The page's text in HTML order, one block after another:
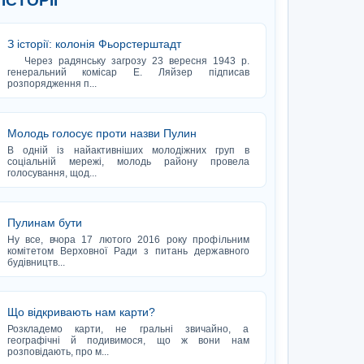
З історії: колонія Фьорстерштадт
Через радянську загрозу 23 вересня 1943 р.
генеральний комісар Е. Ляйзер підписав
розпорядження п...
Молодь голосує проти назви Пулин
В одній із найактивніших молодіжних груп в
соціальній мережі, молодь району провела
голосування, щод...
Пулинам бути
Ну все, вчора 17 лютого 2016 року профільним
комітетом Верховної Ради з питань державного
будівництв...
Що відкривають нам карти?
Розкладемо карти, не гральні звичайно, а
географічні й подивимося, що ж вони нам
розповідають, про м...